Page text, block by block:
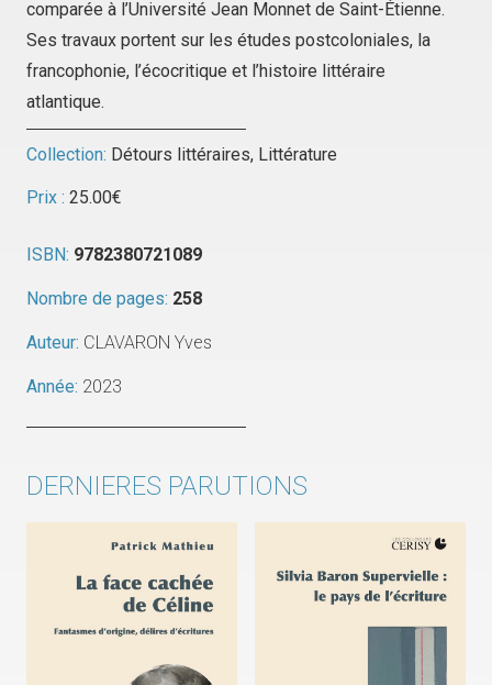
comparée à l’Université Jean Monnet de Saint-Étienne.
Ses travaux portent sur les études postcoloniales, la
francophonie, l’écocritique et l’histoire littéraire
atlantique.
Collection: Détours littéraires, Littérature
Prix : 25.00€
ISBN: 9782380721089
Nombre de pages: 258
Auteur: CLAVARON Yves
Année: 2023
DERNIERES PARUTIONS